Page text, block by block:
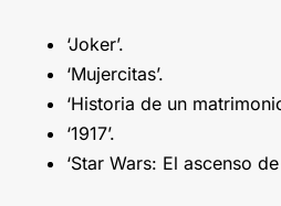
‘Joker’.
‘Mujercitas’.
‘Historia de un
‘1917’.
‘Star Wars: El ascenso